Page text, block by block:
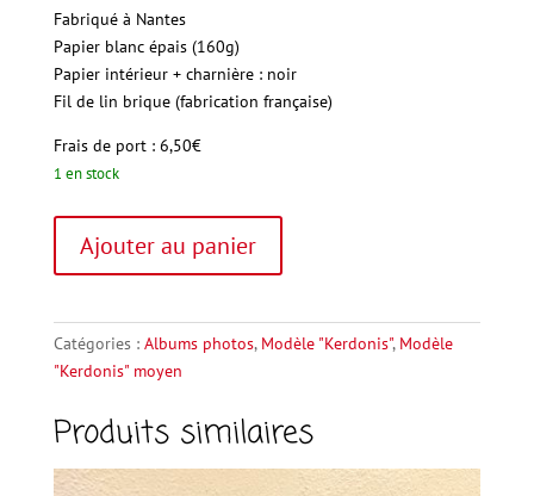
Fabriqué à Nantes
Papierblanc épais (160g)
Papier intérieur + charnière : noir
Filde lin brique (fabrication française)
Frais de port : 6,50€
1 en stock
"Kerdonis"
2
Ajouter au panier
r
t
i
v
Catégories : Albums photos, Modèle "Kerdonis", Modèle
"Kerdonis" moyen
Produits similaires